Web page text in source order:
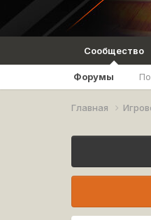
Сообщество
Форумы
Главная